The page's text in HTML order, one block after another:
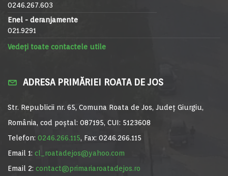
0246.267.603
Enel - deranjamente
021.9291
Vedeți toate contactele utile
ADRESA PRIMĂRIEI ROATA DE JOS
Str. Republicii nr. 65, Comuna Roata de Jos, Județ Giurgiu,
România, cod poștal: 087195, CUI: 5123608
Telefon: 0246.266.115, Fax: 0246.266.115
Email 1: cl_roatadejos@yahoo.com
Email 2: contact@primariaroatadejos.ro